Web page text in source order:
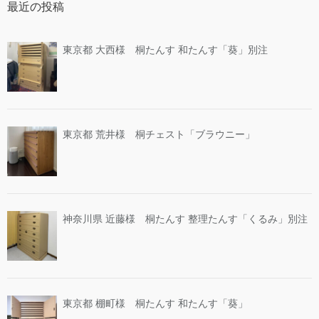
最近の投稿
東京都 大西様 桐たんす 和たんす「葵」別注
東京都 荒井様 桐チェスト「ブラウニー」
神奈川県 近藤様 桐たんす 整理たんす「くるみ」別注
東京都 棚町様 桐たんす 和たんす「葵」